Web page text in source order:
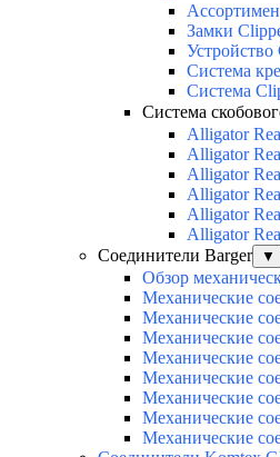
Замки
Система
Система
Система
Alligator
Alligator
Alligator
Alligator
Alligator
Alligator
Соединители Barger
▼
Обзор
Механические
Механические
Механические
Механические
Механические
Механические
Механические
Механические